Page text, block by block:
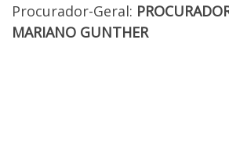
Procurador-Geral:
MARIANO GUNTHER